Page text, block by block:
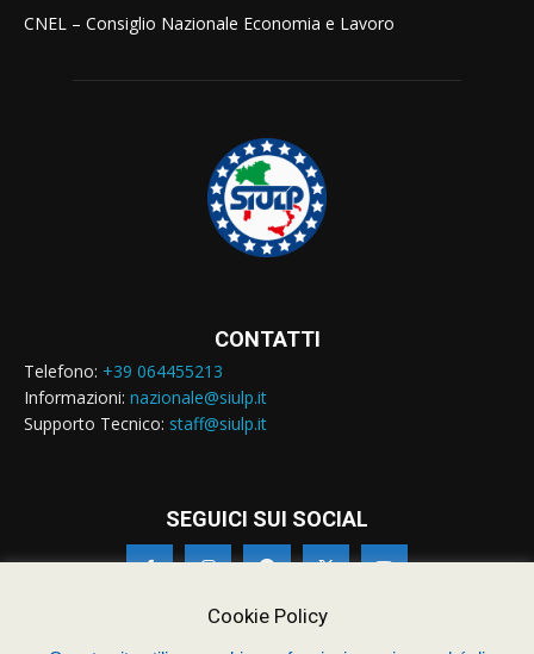
CNEL – Consiglio Nazionale Economia e Lavoro
CONTATTI
Telefono: +39 064455213
Informazioni: nazionale@siulp.it
Supporto Tecnico: staff@siulp.it
SEGUICI SUI SOCIAL
Cookie Policy